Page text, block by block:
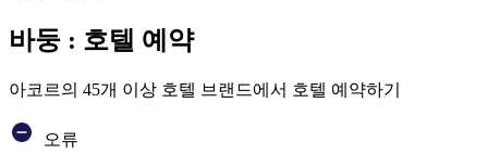
바둥 : 호텔 예약
아코르의 45개 이상 호텔 브랜드에서 호텔 예약하기
오류